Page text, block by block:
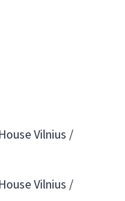
Vilnius /
Vilnius /